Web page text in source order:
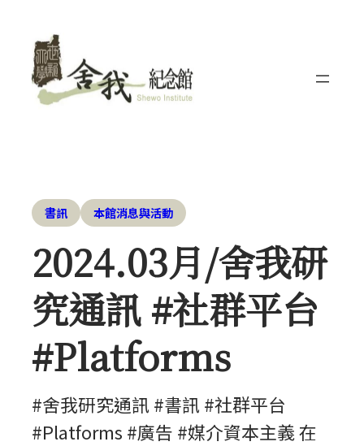
書訊 本館消息與活動
2024.03月/舍我研
究通訊 #社群平台
#Platforms
#舍我研究通訊 #書訊 #社群平台
#Platforms #廣告 #媒介資本主義 在